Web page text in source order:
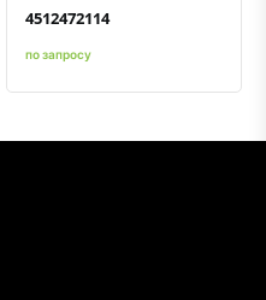
4512472114
по запросу